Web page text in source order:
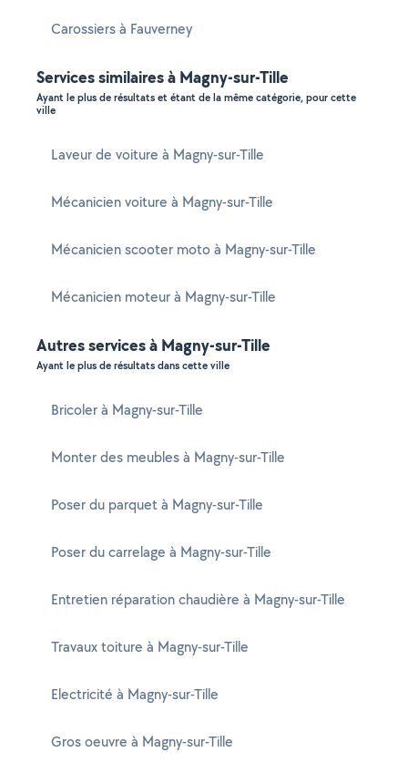
Carossiers à Fauverney
Services similaires à Magny-sur-Tille
Ayant le plus de résultats et étant de la même catégorie, pour cette
ville
Laveur de voiture à Magny-sur-Tille
Mécanicien voiture à Magny-sur-Tille
Mécanicien scooter moto à Magny-sur-Tille
Mécanicien moteur à Magny-sur-Tille
Autres services à Magny-sur-Tille
Ayant le plus de résultats dans cette ville
Bricoler à Magny-sur-Tille
Monter des meubles à Magny-sur-Tille
Poser du parquet à Magny-sur-Tille
Poser du carrelage à Magny-sur-Tille
Entretien réparation chaudière à Magny-sur-Tille
Travaux toiture à Magny-sur-Tille
Electricité à Magny-sur-Tille
Gros oeuvre à Magny-sur-Tille